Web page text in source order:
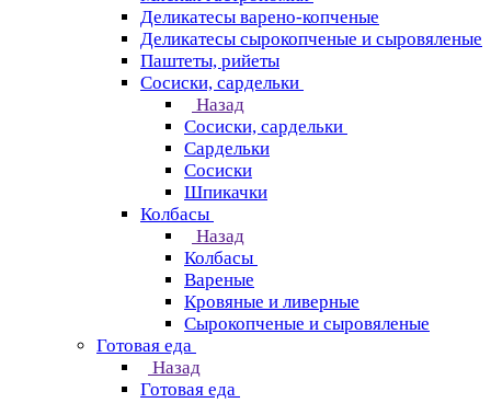
Деликатесы варено-копченые
Деликатесы сырокопченые и сыровяленые
Паштеты, рийеты
Сосиски, сардельки
Назад
Сосиски, сардельки
Сардельки
Сосиски
Шпикачки
Колбасы
Назад
Колбасы
Вареные
Кровяные и ливерные
Сырокопченые и сыровяленые
Готовая еда
Назад
Готовая еда